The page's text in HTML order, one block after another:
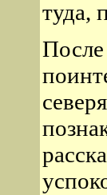
туда,